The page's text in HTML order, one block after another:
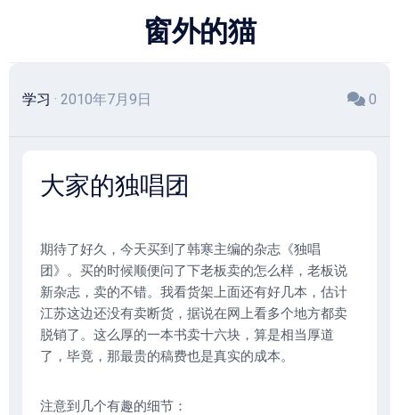
窗外的猫
学习 · 2010年7月9日 0
大家的独唱团
期待了好久，今天买到了韩寒主编的杂志《独唱
团》。买的时候顺便问了下老板卖的怎么样，老板说
新杂志，卖的不错。我看货架上面还有好几本，估计
江苏这边还没有卖断货，据说在网上看多个地方都卖
脱销了。这么厚的一本书卖十六块，算是相当厚道
了，毕竟，那最贵的稿费也是真实的成本。
注意到几个有趣的细节：